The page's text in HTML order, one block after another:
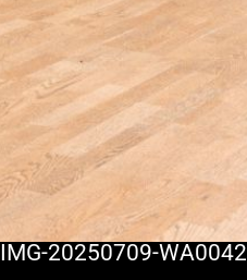
IMG-20250709-WA0042